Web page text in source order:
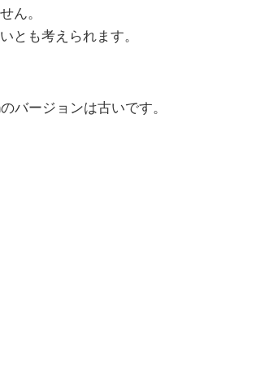
ん。
とも考えられます。
バージョンは古いです。